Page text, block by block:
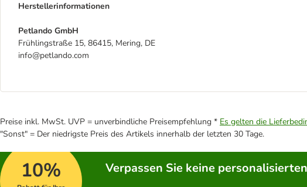
Herstellerinformationen
Petlando GmbH
Frühlingstraße 15, 86415, Mering, DE
info@petlando.com
Preise inkl. MwSt. UVP = unverbindliche Preisempfehlung * Es gelten die
"Sonst" = Der niedrigste Preis des Artikels innerhalb der letzten 30 Tage.
10% Verpassen Sie keine